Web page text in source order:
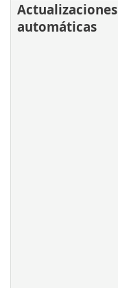
Actualizaciones
automáticas